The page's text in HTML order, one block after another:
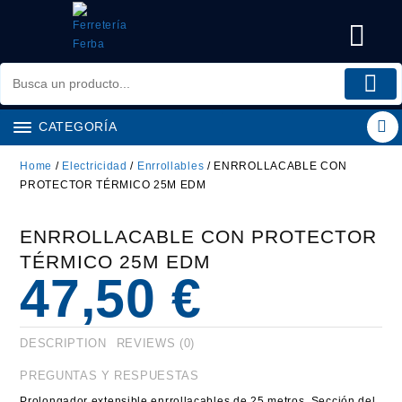
CATEGORÍA
Home / Electricidad / Enrrollables / ENRROLLACABLE CON
PROTECTOR TÉRMICO 25M EDM
ENRROLLACABLE CON PROTECTOR
TÉRMICO 25M EDM
47,50 €
DESCRIPTION REVIEWS (0)
PREGUNTAS Y RESPUESTAS